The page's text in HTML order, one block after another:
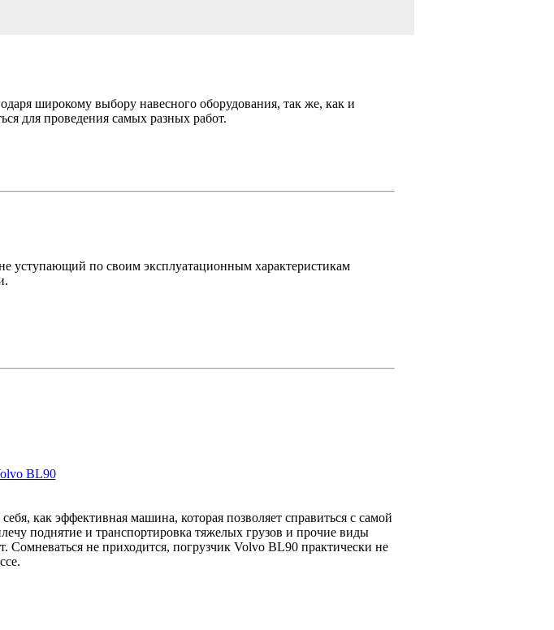
широкому выбору навесного оборудования, так же, как и
для проведения самых разных работ.
уступающий по своим эксплуатационным характеристикам
BL90
как эффективная машина, которая позволяет справиться с самой
поднятие и транспортировка тяжелых грузов и прочие виды
Сомневаться не приходится, погрузчик Volvo BL90 практически не